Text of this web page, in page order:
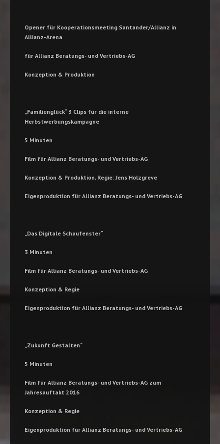
Opener für Kooperationsmeeting Santander/Allianz in
Allianz-Arena
für Allianz Beratungs- und Vertriebs-AG
Konzeption & Produktion
„Familienglück“ 3 Clips für die interne
Herbstwerbungskampagne
5 Minuten
Film für Allianz Beratungs- und Vertriebs-AG
Konzeption & Produktion, Regie: Jens Holzgreve
Eigenproduktion für Allianz Beratungs- und Vertriebs-AG
„Das Digitale Schaufenster“
3 Minuten
Film für Allianz Beratungs- und Vertriebs-AG
Konzeption & Regie
Eigenproduktion für Allianz Beratungs- und Vertriebs-AG
„Zukunft Gestalten“
5 Minuten
Film für Allianz Beratungs- und Vertriebs-AG zum
Jahresauftakt 2016
Konzeption & Regie
Eigenproduktion für Allianz Beratungs- und Vertriebs-AG